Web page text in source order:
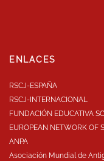
ENLACES
RSCJ-ESPAÑA
RSCJ-INTERNACIONAL
FUNDACIÓN EDUCATIVA
EUROPEAN NETWORK OF
ANPA
Asociación Mundial de